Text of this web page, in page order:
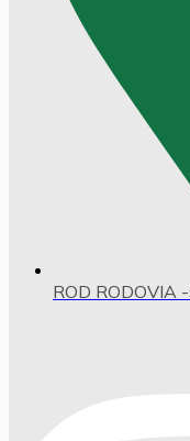
ROD RODOVIA